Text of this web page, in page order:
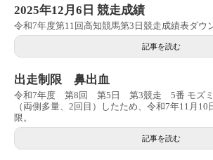
2025年12月6日 競走成績
令和7年度第11回高知競馬第3日競走成績表ダウ
記事を読む
出走制限 鼻出血
令和7年度 第8回 第5日 第3競走 5番 モズミ
（両側多量、2回目）したため、令和7年11月10
限。
記事を読む